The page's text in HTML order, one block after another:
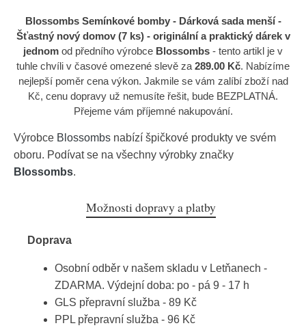
Blossombs Semínkové bomby - Dárková sada menší -
Šťastný nový domov (7 ks) - originální a praktický dárek v
jednom od předního výrobce Blossombs - tento artikl je v
tuhle chvíli v časové omezené slevě za 289.00 Kč. Nabízíme
nejlepší poměr cena výkon. Jakmile se vám zalíbí zboží nad
Kč, cenu dopravy už nemusíte řešit, bude BEZPLATNÁ.
Přejeme vám příjemné nakupování.
Výrobce Blossombs nabízí špičkové produkty ve svém
oboru. Podívat se na všechny výrobky značky
Blossombs.
Možnosti dopravy a platby
Doprava
Osobní odběr v našem skladu v Letňanech -
ZDARMA. Výdejní doba: po - pá 9 - 17 h
GLS přepravní služba - 89 Kč
PPL přepravní služba - 96 Kč